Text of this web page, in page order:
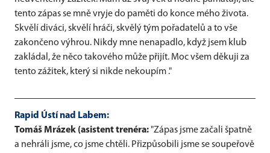
tento zápas se mně vryje do paměti do konce mého života.
Skvělí diváci, skvělí hráči, skvělý tým pořadatelů a to vše
zakončeno výhrou. Nikdy mne nenapadlo, když jsem klub
zakládal, že něco takového může přijít. Moc všem děkuji za
tento zážitek, který si nikde nekoupím ."
Rapid Ústí nad Labem:
Tomáš Mrázek (asistent trenéra:"Zápas jsme začali špatně
a nehráli jsme, co jsme chtěli. Přizpůsobili jsme se soupeřově